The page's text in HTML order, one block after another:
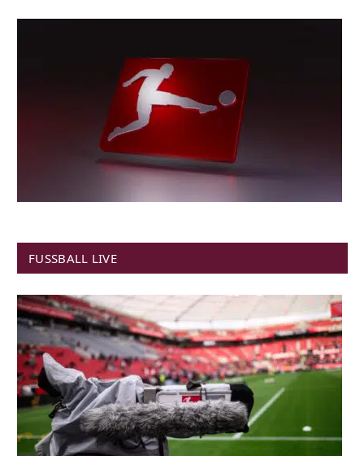
FUSSBALL LIVE